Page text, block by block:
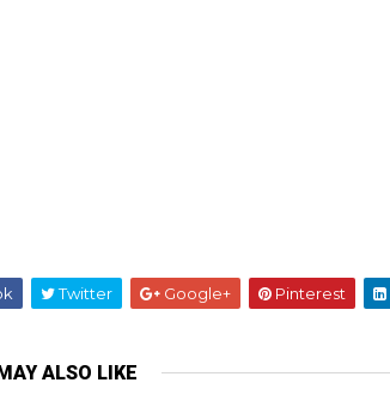
Twitter Google+ Pinterest
ALSO LIKE